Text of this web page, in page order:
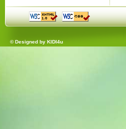
© Designed by KIDI4u